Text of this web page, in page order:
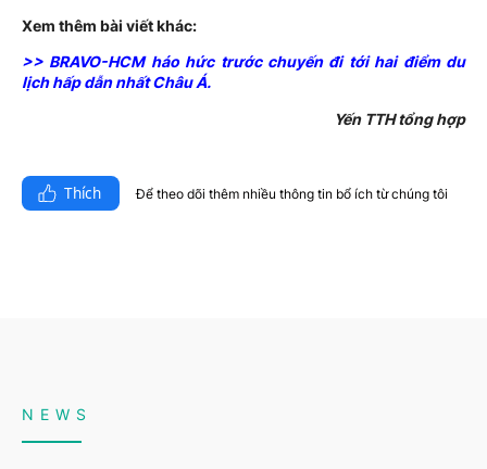
Xem thêm bài viết khác:
>> BRAVO-HCM háo hức trước chuyến đi tới hai điểm du
lịch hấp dẫn nhất Châu Á.
Yến TTH tổng hợp
Thích Để theo dõi thêm nhiều thông tin bổ ích từ chúng tôi​
NEWS